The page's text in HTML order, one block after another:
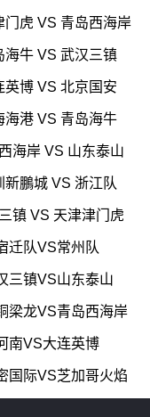
门虎 VS 青岛西海岸
海牛 VS 武汉三镇
英博 VS 北京国安
海港 VS 青岛海牛
海岸 VS 山东泰山
新鵬城 VS 浙江队
镇 VS 天津津门虎
迁队VS常州队
三镇VS山东泰山
梁龙VS青岛西海岸
南VS大连英博
国际VS芝加哥火焰